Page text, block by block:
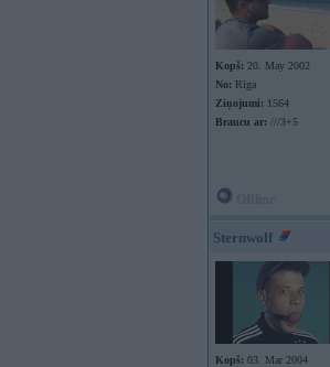
Kopš: 20. May 2002
No: Rīga
Ziņojumi: 1564
Braucu ar: ///3+5
Sternwolf
Kopš: 03. Mar 2004